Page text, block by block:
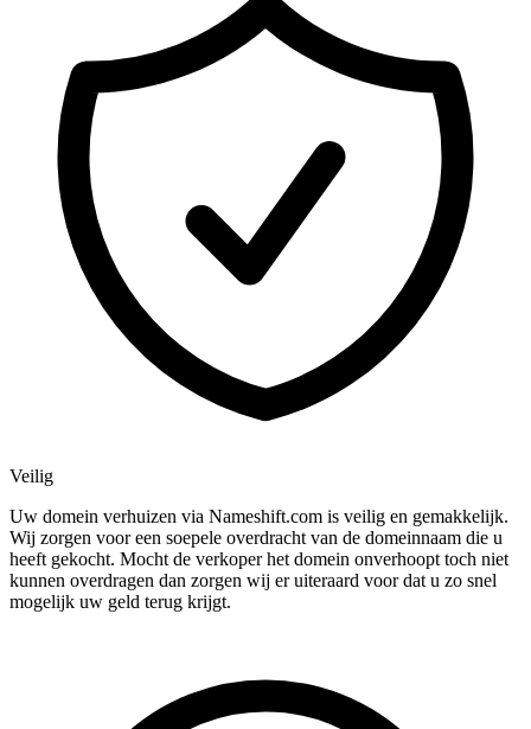
Veilig
Uw domein verhuizen via Nameshift.com is veilig en gemakkelijk.
Wij zorgen voor een soepele overdracht van de domeinnaam die u
heeft gekocht. Mocht de verkoper het domein onverhoopt toch niet
kunnen overdragen dan zorgen wij er uiteraard voor dat u zo snel
mogelijk uw geld terug krijgt.